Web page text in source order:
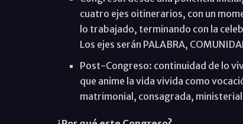
cuatro ejes oitinerarios, con un
lo trabajado, terminando con la
Los ejes serán PALABRA,
Post-Congreso: continuidad de lo
que anime la vida vivida como
matrimonial, consagrada,